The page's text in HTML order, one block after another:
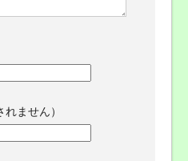
ません）